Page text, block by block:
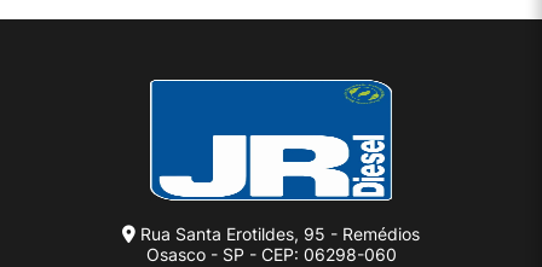
Rua Santa Erotildes, 95 - Remédios
Osasco - SP - CEP: 06298-060